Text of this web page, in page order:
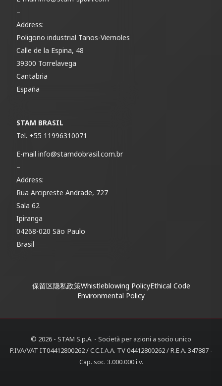
–
Address:
Poligono industrial Tanos-Viernoles
Calle de la Espina, 48
39300 Torrelavega
Cantabria
España
STAM BRASIL
Tel. +55 11996310071
E-mailinfo@stamdobrasil.com.br
–
Address:
Rua Arcipreste Andrade, 727
Sala 62
Ipiranga
04268-020 São Paulo
Brasil
保留区隐私政策Whistleblowing PolicyEthical Code
Environmental Policy
© 2026 - STAM S.p.A. - Società per azioni a socio unico
P.IVA/VAT IT04412800262 / C.C.I.A.A. TV 04412800262 / R.E.A. 347887 -
Cap. soc. 3.000.000 i.v.